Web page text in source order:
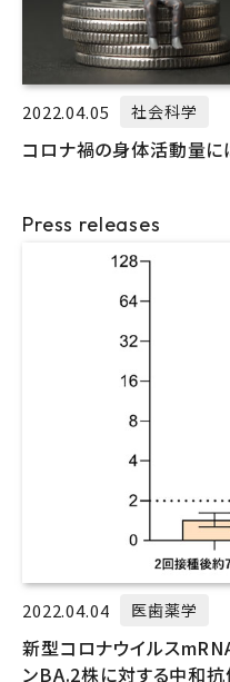
2022.04.05 社会科学
コロナ禍の身体活動量
Press releases
2022.04.04 医歯薬学
新型コロナウイルス
ンBA.2株に対する中和